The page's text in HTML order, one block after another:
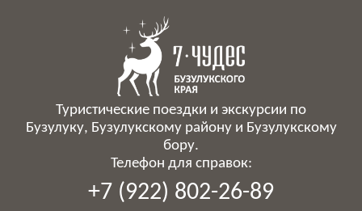
Туристические поездки и экскурсии по
Бузулуку, Бузулукскому району и Бузулукскому
бору.
Телефон для справок:
+7 (922) 802-26-89